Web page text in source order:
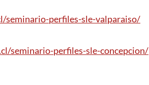
perfiles-sle-valparaiso/
seminario-perfiles-sle-concepcion/